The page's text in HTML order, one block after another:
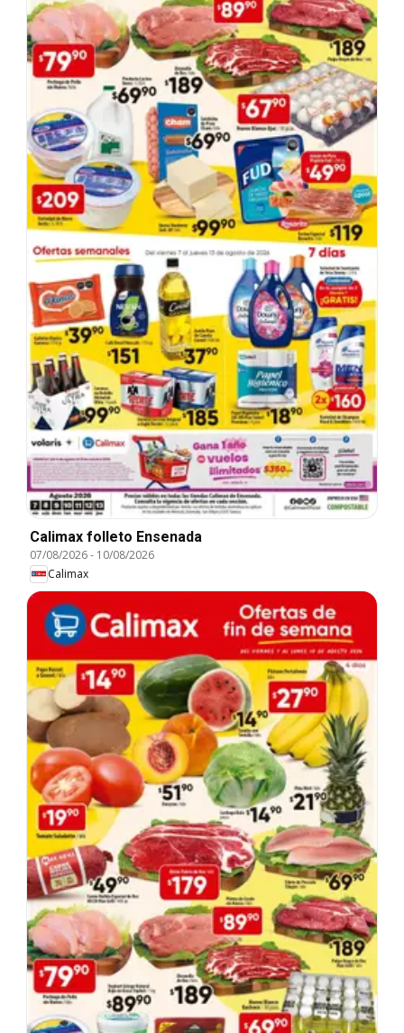
Calimax folleto Ensenada
07/08/2026- 10/08/2026
Calimax